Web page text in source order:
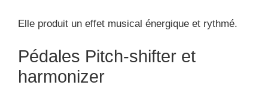
Elle produit un effet musical énergique et rythmé.
Pédales Pitch-shifter et
harmonizer